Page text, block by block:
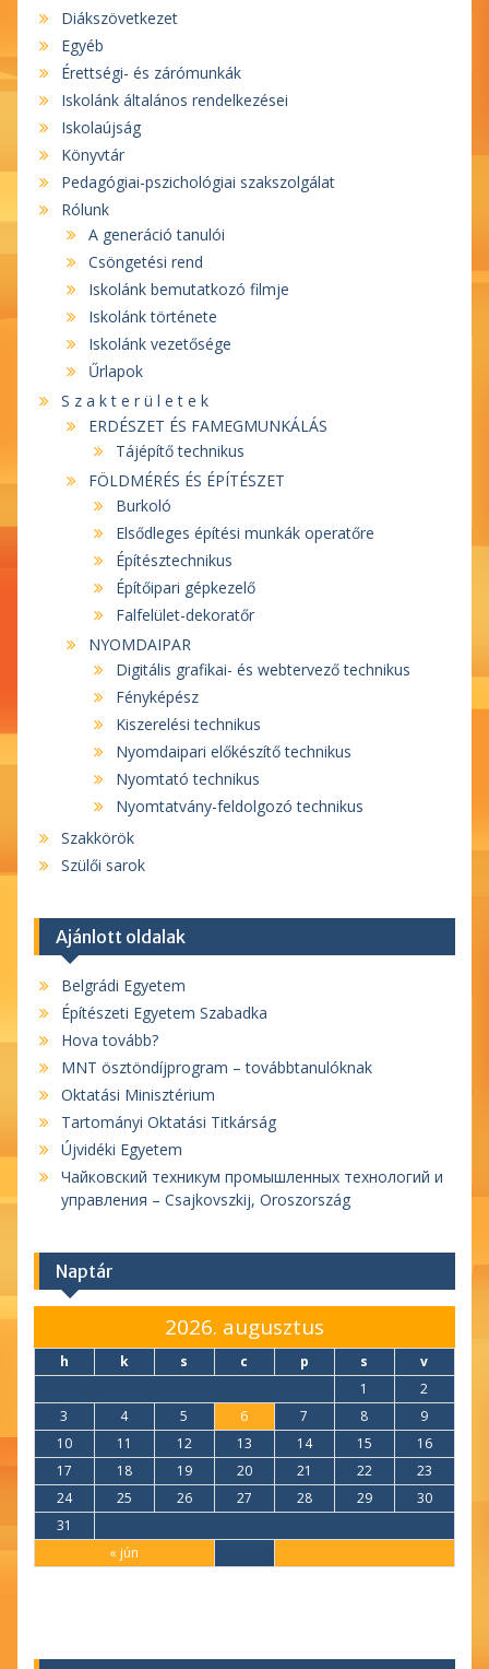
Diákszövetkezet
Egyéb
Érettségi- és zárómunkák
Iskolánk általános rendelkezései
Iskolaújság
Könyvtár
Pedagógiai-pszichológiai szakszolgálat
Rólunk
A generáció tanulói
Csöngetési rend
Iskolánk bemutatkozó filmje
Iskolánk története
Iskolánk vezetősége
Űrlapok
S z a k t e r ü l e t e k
ERDÉSZET ÉS FAMEGMUNKÁLÁS
Tájépítő technikus
FÖLDMÉRÉS ÉS ÉPÍTÉSZET
Burkoló
Elsődleges építési munkák operatőre
Építésztechnikus
Építőipari gépkezelő
Falfelület-dekoratőr
NYOMDAIPAR
Digitális grafikai- és webtervező technikus
Fényképész
Kiszerelési technikus
Nyomdaipari előkészítő technikus
Nyomtató technikus
Nyomtatvány-feldolgozó technikus
Szakkörök
Szülői sarok
Ajánlott oldalak
Belgrádi Egyetem
Építészeti Egyetem Szabadka
Hova tovább?
MNT ösztöndíjprogram – továbbtanulóknak
Oktatási Minisztérium
Tartományi Oktatási Titkárság
Újvidéki Egyetem
Чайковский техникум промышленных технологий и
управления – Csajkovszkij, Oroszország
Naptár
2026. augusztus
h k s c p s v
« jún
1
2
3
4 5 6 7 8
9
10
11 12 13 14 15
16
17
18 19 20 21 22
23
24
25 26 27 28 29
30
31